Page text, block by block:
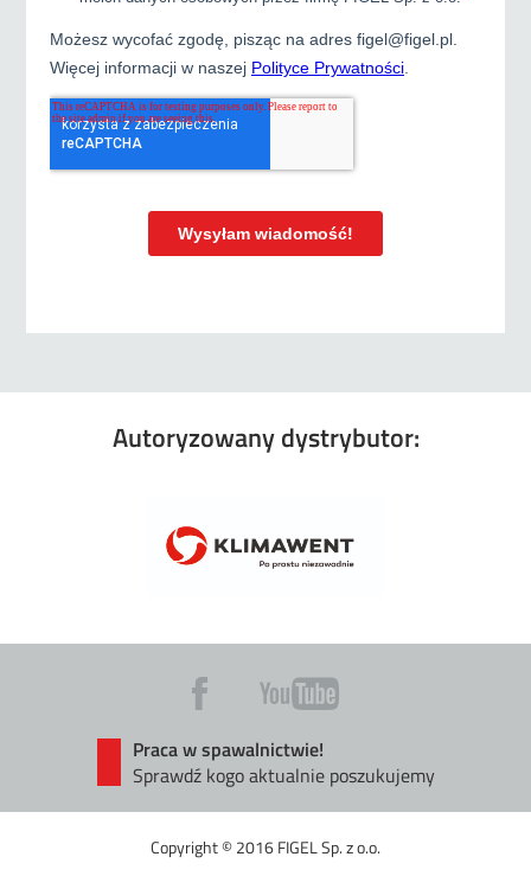
Autoryzowany dystrybutor:
Praca w spawalnictwie!
Sprawdź kogo aktualnie poszukujemy
Copyright © 2016 FIGEL Sp. z o.o.